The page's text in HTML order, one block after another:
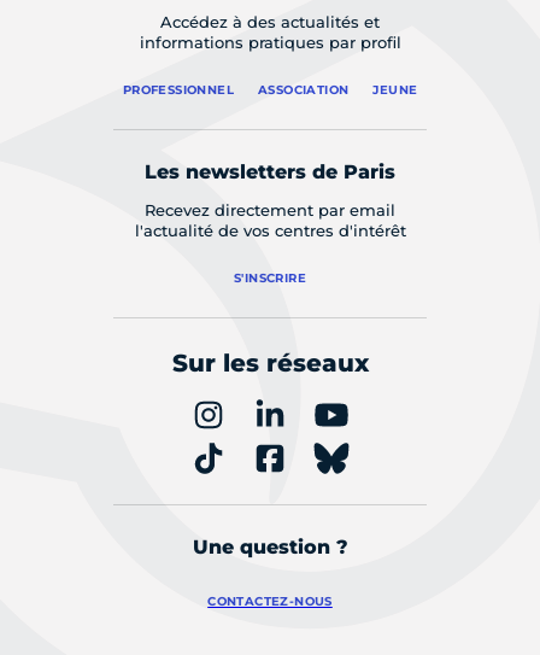
Accédez à des actualités et
informations pratiques par profil
PROFESSIONNEL ASSOCIATION JEUNE
Les newsletters de Paris
Recevez directement par email
l'actualité de vos centres d'intérêt
S'INSCRIRE
Sur les réseaux
Une question ?
CONTACTEZ-NOUS